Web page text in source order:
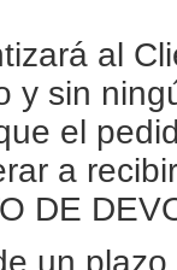
al
y sin
el
a
DE
un